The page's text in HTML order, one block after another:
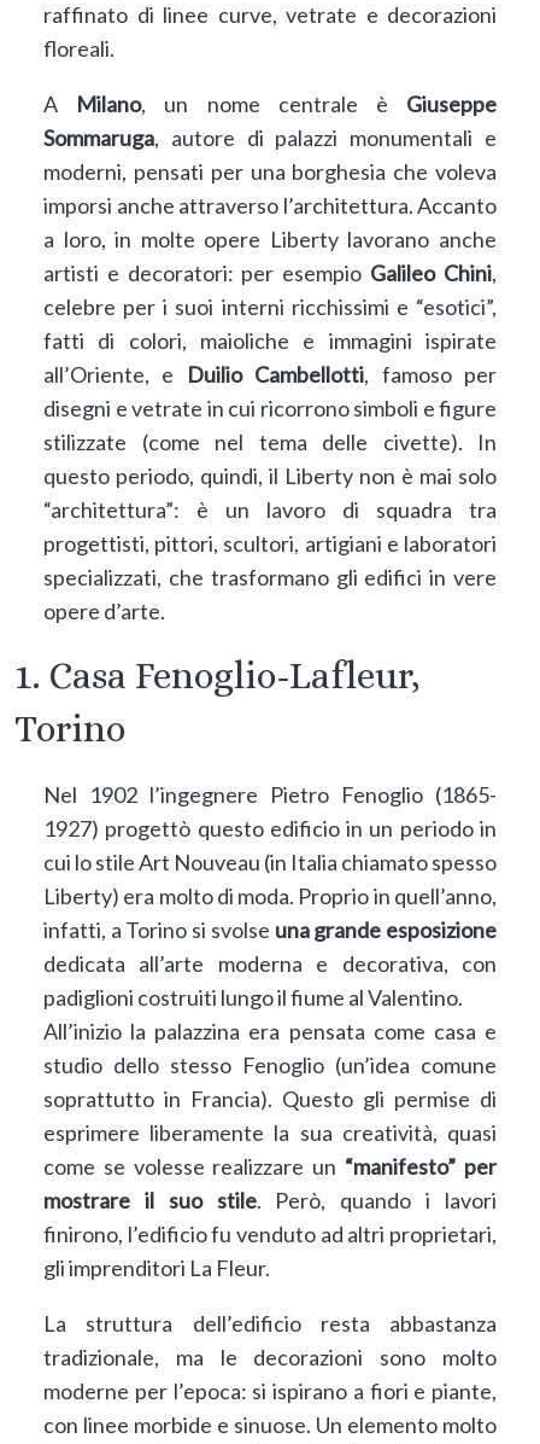
raffinato di linee curve, vetrate e decorazioni
floreali.
A Milano, un nome centrale è Giuseppe
Sommaruga, autore di palazzi monumentali e
moderni, pensati per una borghesia che voleva
imporsi anche attraverso l’architettura. Accanto
a loro, in molte opere Liberty lavorano anche
artisti e decoratori: per esempio Galileo Chini,
celebre per i suoi interni ricchissimi e “esotici”,
fatti di colori, maioliche e immagini ispirate
all’Oriente, e Duilio Cambellotti, famoso per
disegni e vetrate in cui ricorrono simboli e figure
stilizzate (come nel tema delle civette). In
questo periodo, quindi, il Liberty non è mai solo
“architettura”: è un lavoro di squadra tra
progettisti, pittori, scultori, artigiani e laboratori
specializzati, che trasformano gli edifici in vere
opere d’arte.
1. Casa Fenoglio-Lafleur,
Torino
Nel 1902 l’ingegnere Pietro Fenoglio (1865-
1927) progettò questo edificio in un periodo in
cui lo stile Art Nouveau (in Italia chiamato spesso
Liberty) era molto di moda. Proprio in quell’anno,
infatti, a Torino si svolse una grande esposizione
dedicata all’arte moderna e decorativa, con
padiglioni costruiti lungo il fiume al Valentino.
All’inizio la palazzina era pensata come casa e
studio dello stesso Fenoglio (un’idea comune
soprattutto in Francia). Questo gli permise di
esprimere liberamente la sua creatività, quasi
come se volesse realizzare un “manifesto” per
mostrare il suo stile. Però, quando i lavori
finirono, l’edificio fu venduto ad altri proprietari,
gli imprenditori La Fleur.
La struttura dell’edificio resta abbastanza
tradizionale, ma le decorazioni sono molto
moderne per l’epoca: si ispirano a fiori e piante,
con linee morbide e sinuose. Un elemento molto